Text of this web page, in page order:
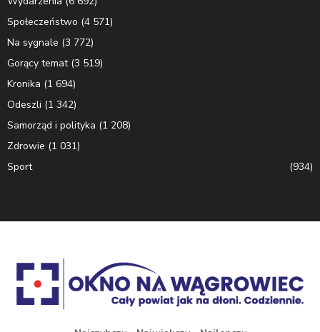
Społeczeństwo (4 571)
Na sygnale (3 772)
Gorący temat(3 519)
Kronika (1 694)
Odeszli (1 342)
Samorząd i polityka (1 208)
Zdrowie (1 031)
Sport
(934)